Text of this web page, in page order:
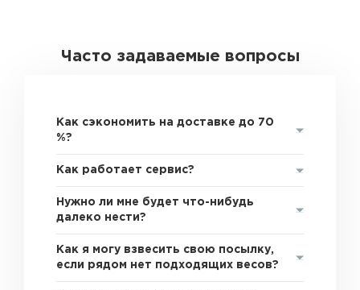
Часто задаваемые вопросы
Как сэкономить на доставке до 70
%?
Как работает сервис?
Нужно ли мне будет что-нибудь
далеко нести?
Как я могу взвесить свою посылку,
если рядом нет подходящих весов?